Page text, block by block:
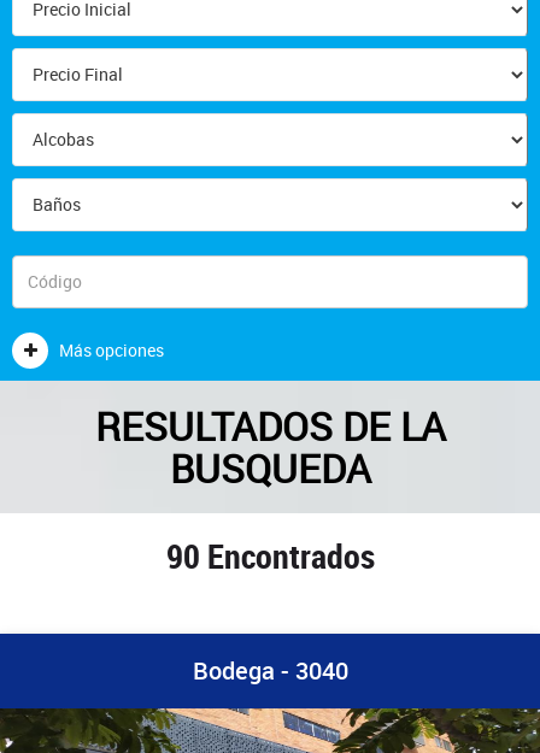
Más opciones
RESULTADOS DE LA
BUSQUEDA
90 Encontrados
Bodega - 3040